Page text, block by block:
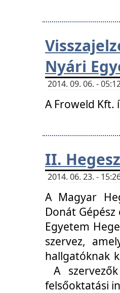
Nyári
2014. 09. 06. -
A Froweld
II.
2014. 06. 23. -
A Magyar
Donát
Egyetem
szervez,
hallgatóknak
A
felsőoktatási